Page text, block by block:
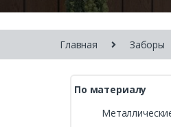
Главная Заборы
По материалу